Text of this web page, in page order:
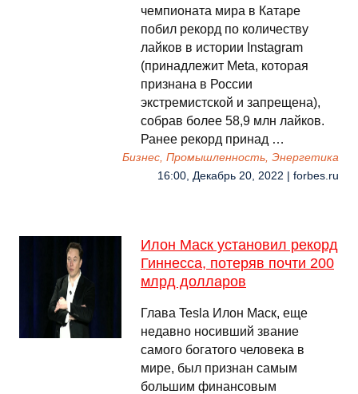
чемпионата мира в Катаре
побил рекорд по количеству
лайков в истории Instagram
(принадлежит Meta, которая
признана в России
экстремистской и запрещена),
собрав более 58,9 млн лайков.
Ранее рекорд принад …
Бизнес, Промышленность, Энергетика
16:00, Декабрь 20, 2022 | forbes.ru
Илон Маск установил рекорд
Гиннесса, потеряв почти 200
млрд долларов
Глава Tesla Илон Маск, еще
недавно носивший звание
самого богатого человека в
мире, был признан самым
большим финансовым